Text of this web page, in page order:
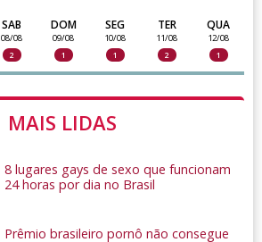
SAB
08/08
2
DOM
09/08
1
SEG
10/08
1
TER
11/08
2
QUA
12/08
1
MAIS LIDAS
8 lugares gays de sexo que funcionam
24 horas por dia no Brasil
Prêmio brasileiro pornô não consegue